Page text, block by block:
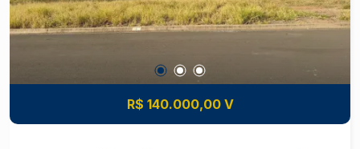
R$ 140.000,00 V